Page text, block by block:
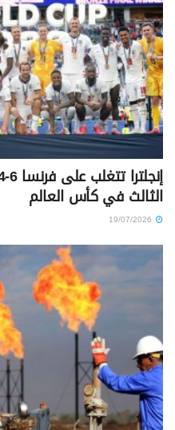
الثالث في كأس العالم